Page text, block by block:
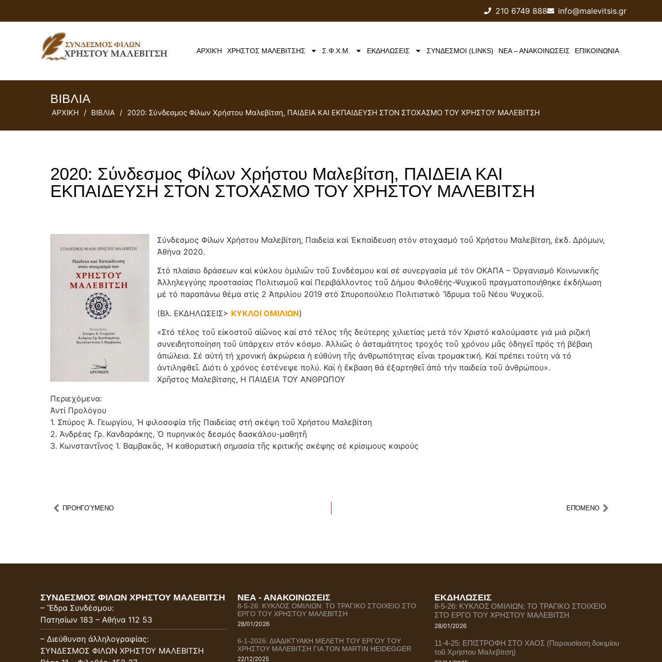
210 6749 888 info@malevitsis.gr
ΑΡΧΙΚΉ ΧΡΗΣΤΟΣ ΜΑΛΕΒΙΤΣΗΣ Σ.Φ.Χ.Μ. ΕΚΔΗΛΩΣΕΙΣ ΣΥΝΔΕΣΜΟΙ (LINKS) ΝΕΑ – ΑΝΑΚΟΙΝΩΣΕΙΣ ΕΠΙΚΟΙΝΩΝΙΑ
ΒΙΒΛΙΑ
ΑΡΧΙΚΗ / ΒΙΒΛΙΑ / 2020: Σύνδεσμος Φίλων Χρήστου Μαλεβίτση, ΠΑΙΔΕΙΑ ΚΑΙ ΕΚΠΑΙΔΕΥΣΗ ΣΤΟΝ ΣΤΟΧΑΣΜΟ ΤΟΥ ΧΡΗΣΤΟΥ ΜΑΛΕΒΙΤΣΗ
2020: Σύνδεσμος Φίλων Χρήστου Μαλεβίτση, ΠΑΙΔΕΙΑ ΚΑΙ
ΕΚΠΑΙΔΕΥΣΗ ΣΤΟΝ ΣΤΟΧΑΣΜΟ ΤΟΥ ΧΡΗΣΤΟΥ ΜΑΛΕΒΙΤΣΗ
Σύνδεσμος Φίλων Χρήστου Μαλεβίτση, Παιδεία καί Ἐκπαίδευση στόν στοχασμό τοῦ Χρήστου Μαλεβίτση, ἐκδ. Δρόμων,
Ἀθήνα 2020.
Στό πλαίσιο δράσεων καί κύκλου ὁμιλιῶν τοῦ Συνδέσμου καί σέ συνεργασία μέ τόν ΟΚΑΠΑ – Ὀργανισμό Κοινωνικῆς
Ἀλληλεγγύης προστασίας Πολιτισμοῦ καί Περιβάλλοντος τοῦ Δήμου Φιλοθέης-Ψυχικοῦ πραγματοποιήθηκε ἐκδήλωση
μέ τό παραπάνω θέμα στίς 2 Ἀπριλίου 2019 στό Σπυροπούλειο Πολιτιστικό Ἵδρυμα τοῦ Νέου Ψυχικοῦ.
(Βλ. ΕΚΔΗΛΩΣΕΙΣ> ΚΥΚΛΟΙ ΟΜΙΛΙΩΝ)
«Στό τέλος τοῦ εἰκοστοῦ αἰῶνος καί στό τέλος τῆς δεύτερης χιλιετίας μετά τόν Χριστό καλούμαστε γιά μιά ριζική
συνειδητοποίηση τοῦ ὑπάρχειν στόν κόσμο. Ἀλλιῶς ὁ ἀσταμάτητος τροχός τοῦ χρόνου μᾶς ὁδηγεῖ πρός τή βέβαιη
ἀπώλεια. Σέ αὐτή τή χρονική ἀκρώρεια ἡ εὐθύνη τῆς ἀνθρωπότητας εἶναι τρομακτική. Καί πρέπει τούτη νά τό
ἀντιληφθεῖ. Διότι ὁ χρόνος ἐστένεψε πολύ. Καί ἡ ἔκβαση θά ἐξαρτηθεῖ ἀπό τήν παιδεία τοῦ ἀνθρώπου».
Χρῆστος Μαλεβίτσης, Η ΠΑΙΔΕΙΑ ΤΟΥ ΑΝΘΡΩΠΟΥ
Περιεχόμενα:
Ἀντί Προλόγου
1. Σπύρος Ἀ. Γεωργίου, Ἡ φιλοσοφία τῆς Παιδείας στή σκέψη τοῦ Χρήστου Μαλεβίτση
2. Ἀνδρέας Γρ. Κανδαράκης, Ὁ πυρηνικός δεσμός δασκάλου-μαθητῆ
3. Κωνσταντῖνος Ἰ. Βαμβακᾶς, Ἡ καθοριστική σημασία τῆς κριτικῆς σκέψης σέ κρίσιμους καιρούς
ΠΡΟΗΓOΎΜΕΝΟ ΕΠΌΜΕΝΟ
ΣΥΝΔΕΣΜΟΣ ΦΙΛΩΝ ΧΡΗΣΤΟΥ ΜΑΛΕΒΙΤΣΗ
– Ἕδρα Συνδέσμου:
Πατησίων 183 – Αθήνα 112 53
– Διεύθυνση ἀλληλογραφίας:
ΣΥΝΔΕΣΜΟΣ ΦΙΛΩΝ ΧΡΗΣΤΟΥ ΜΑΛΕΒΙΤΣΗ
ΝΕΑ - ΑΝΑΚΟΙΝΩΣΕΙΣ
8-5-26: ΚΥΚΛΟΣ ΟΜΙΛΙΩΝ: ΤΟ ΤΡΑΓΙΚΟ ΣΤΟΙΧΕΙΟ ΣΤΟ
ΕΡΓΟ ΤΟΥ ΧΡΗΣΤΟΥ ΜΑΛΕΒΙΤΣΗ
28/01/2026
6-1-2026: ΔΙΑΔΙΚΤΥΑΚΗ ΜΕΛΕΤΗ ΤΟΥ ΕΡΓΟΥ ΤΟΥ
ΧΡΗΣΤΟΥ ΜΑΛΕΒΙΤΣΗ ΓΙΑ ΤΟΝ MARTIN HEIDEGGER
22/12/2025
ΕΚΔΗΛΩΣΕΙΣ
8-5-26: ΚΥΚΛΟΣ ΟΜΙΛΙΩΝ: ΤΟ ΤΡΑΓΙΚΟ ΣΤΟΙΧΕΙΟ
ΣΤΟ ΕΡΓΟ ΤΟΥ ΧΡΗΣΤΟΥ ΜΑΛΕΒΙΤΣΗ
28/01/2026
11-4-25: ΕΠΙΣΤΡΟΦΗ ΣΤΟ ΧΑΟΣ (Παρουσίαση δοκιμίου
τοῦ Χρήστου Μαλεβίτση)